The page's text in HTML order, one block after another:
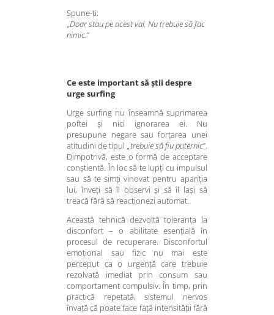
Spune-ți:
„Doar stau pe acest val. Nu trebuie să fac
nimic.”
Ce este important să știi despre
urge surfing
Urge surfing nu înseamnă suprimarea
poftei și nici ignorarea ei. Nu
presupune negare sau forțarea unei
atitudini de tipul „trebuie să fiu puternic”.
Dimpotrivă, este o formă de acceptare
conștientă. În loc să te lupți cu impulsul
sau să te simți vinovat pentru apariția
lui, înveți să îl observi și să îl lași să
treacă fără să reacționezi automat.
Această tehnică dezvoltă toleranța la
disconfort – o abilitate esențială în
procesul de recuperare. Disconfortul
emoțional sau fizic nu mai este
perceput ca o urgență care trebuie
rezolvată imediat prin consum sau
comportament compulsiv. În timp, prin
practică repetată, sistemul nervos
învață că poate face față intensității fără